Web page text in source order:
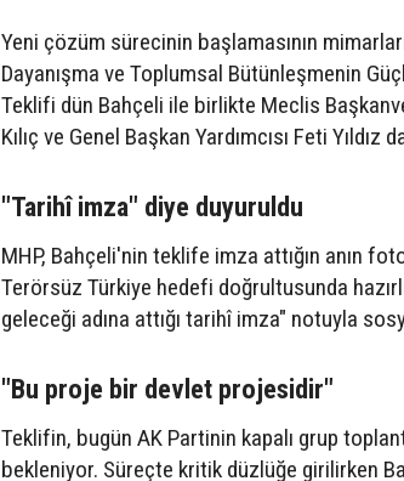
Yeni çözüm sürecinin başlamasının
Dayanışma ve Toplumsal Bütünleşmenin
Teklifi dün Bahçeli ile birlikte Meclis
Kılıç ve Genel Başkan Yardımcısı Feti Yıldız
"Tarihî imza" diye duyuruldu
MHP, Bahçeli'nin teklife imza attığın anın
Terörsüz Türkiye hedefi doğrultusunda
geleceği adına attığı tarihî imza" notuyla
"Bu proje bir devlet projesidir"
Teklifin, bugün AK Partinin kapalı grup
bekleniyor. Süreçte kritik düzlüğe girilirken